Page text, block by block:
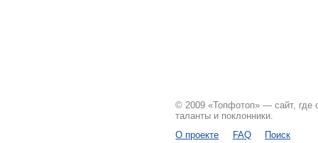
© 2009 «Топфотоп» — сайт, где
таланты и поклонники.
О проекте
FAQ
Поиск